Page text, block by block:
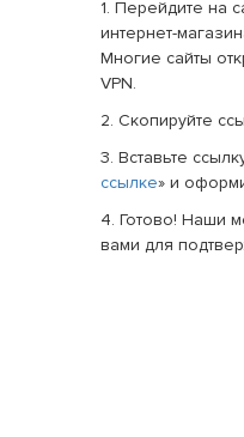
1. Перейдите на
интернет-
Многие сайты
VPN.
2. Скопируйте
3. Вставьте
ссылке» и
4. Готово! Наши
вами для